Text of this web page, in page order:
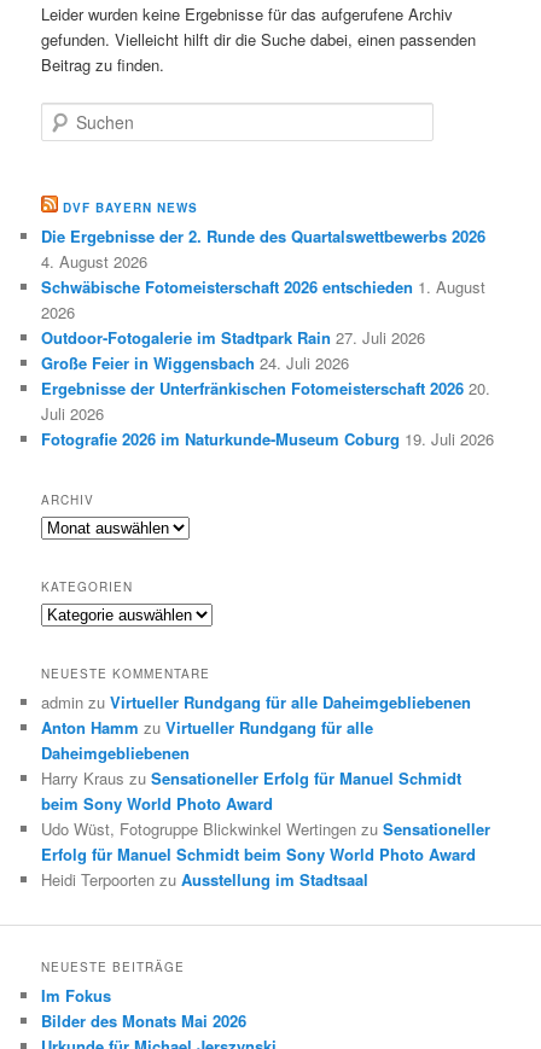
Leider wurden keine Ergebnisse für das aufgerufene Archiv
gefunden. Vielleicht hilft dir die Suche dabei, einen passenden
Beitrag zu finden.
Suchen
DVF BAYERN NEWS
Die Ergebnisse der 2. Runde des Quartalswettbewerbs 2026
4. August 2026
Schwäbische Fotomeisterschaft 2026 entschieden 1. August
2026
Outdoor-Fotogalerie im Stadtpark Rain 27. Juli 2026
Große Feier in Wiggensbach 24. Juli 2026
Ergebnisse der Unterfränkischen Fotomeisterschaft 2026 20.
Juli 2026
Fotografie 2026 im Naturkunde-Museum Coburg 19. Juli 2026
ARCHIV
Archiv
KATEGORIEN
Kategorien
NEUESTE KOMMENTARE
admin zuVirtueller Rundgang für alle Daheimgebliebenen
Anton Hamm zuVirtueller Rundgang für alle
Daheimgebliebenen
Harry Kraus zuSensationeller Erfolg für Manuel Schmidt
beim Sony World Photo Award
Udo Wüst, Fotogruppe Blickwinkel Wertingen zuSensationeller
Erfolg für Manuel Schmidt beim Sony World Photo Award
Heidi Terpoorten zuAusstellung im Stadtsaal
NEUESTE BEITRÄGE
Im Fokus
Bilder des Monats Mai 2026